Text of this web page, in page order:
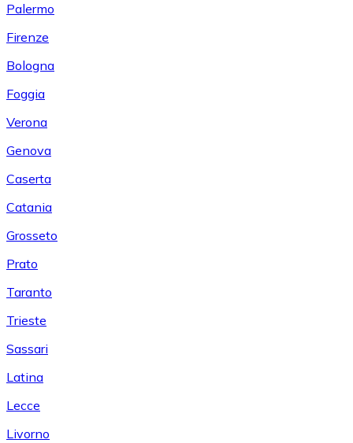
Palermo
Firenze
Bologna
Foggia
Verona
Genova
Caserta
Catania
Grosseto
Prato
Taranto
Trieste
Sassari
Latina
Lecce
Livorno